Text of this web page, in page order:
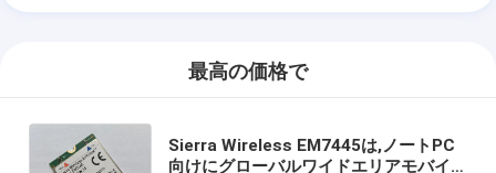
最高の価格で
Sierra Wireless EM7445は,ノートPC
向けにグローバルワイドエリアモバイ